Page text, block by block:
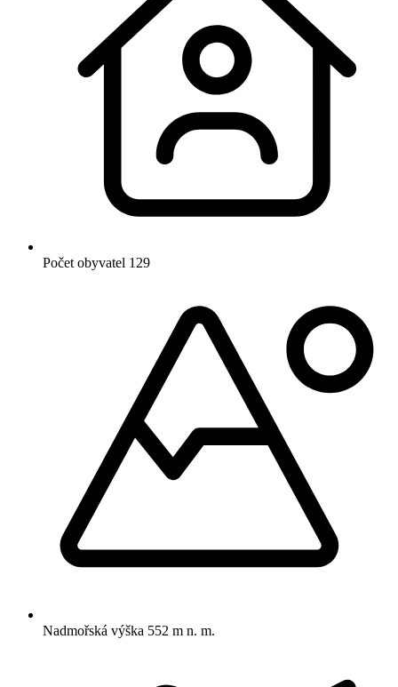
Počet obyvatel 129
Nadmořská výška 552 m n. m.